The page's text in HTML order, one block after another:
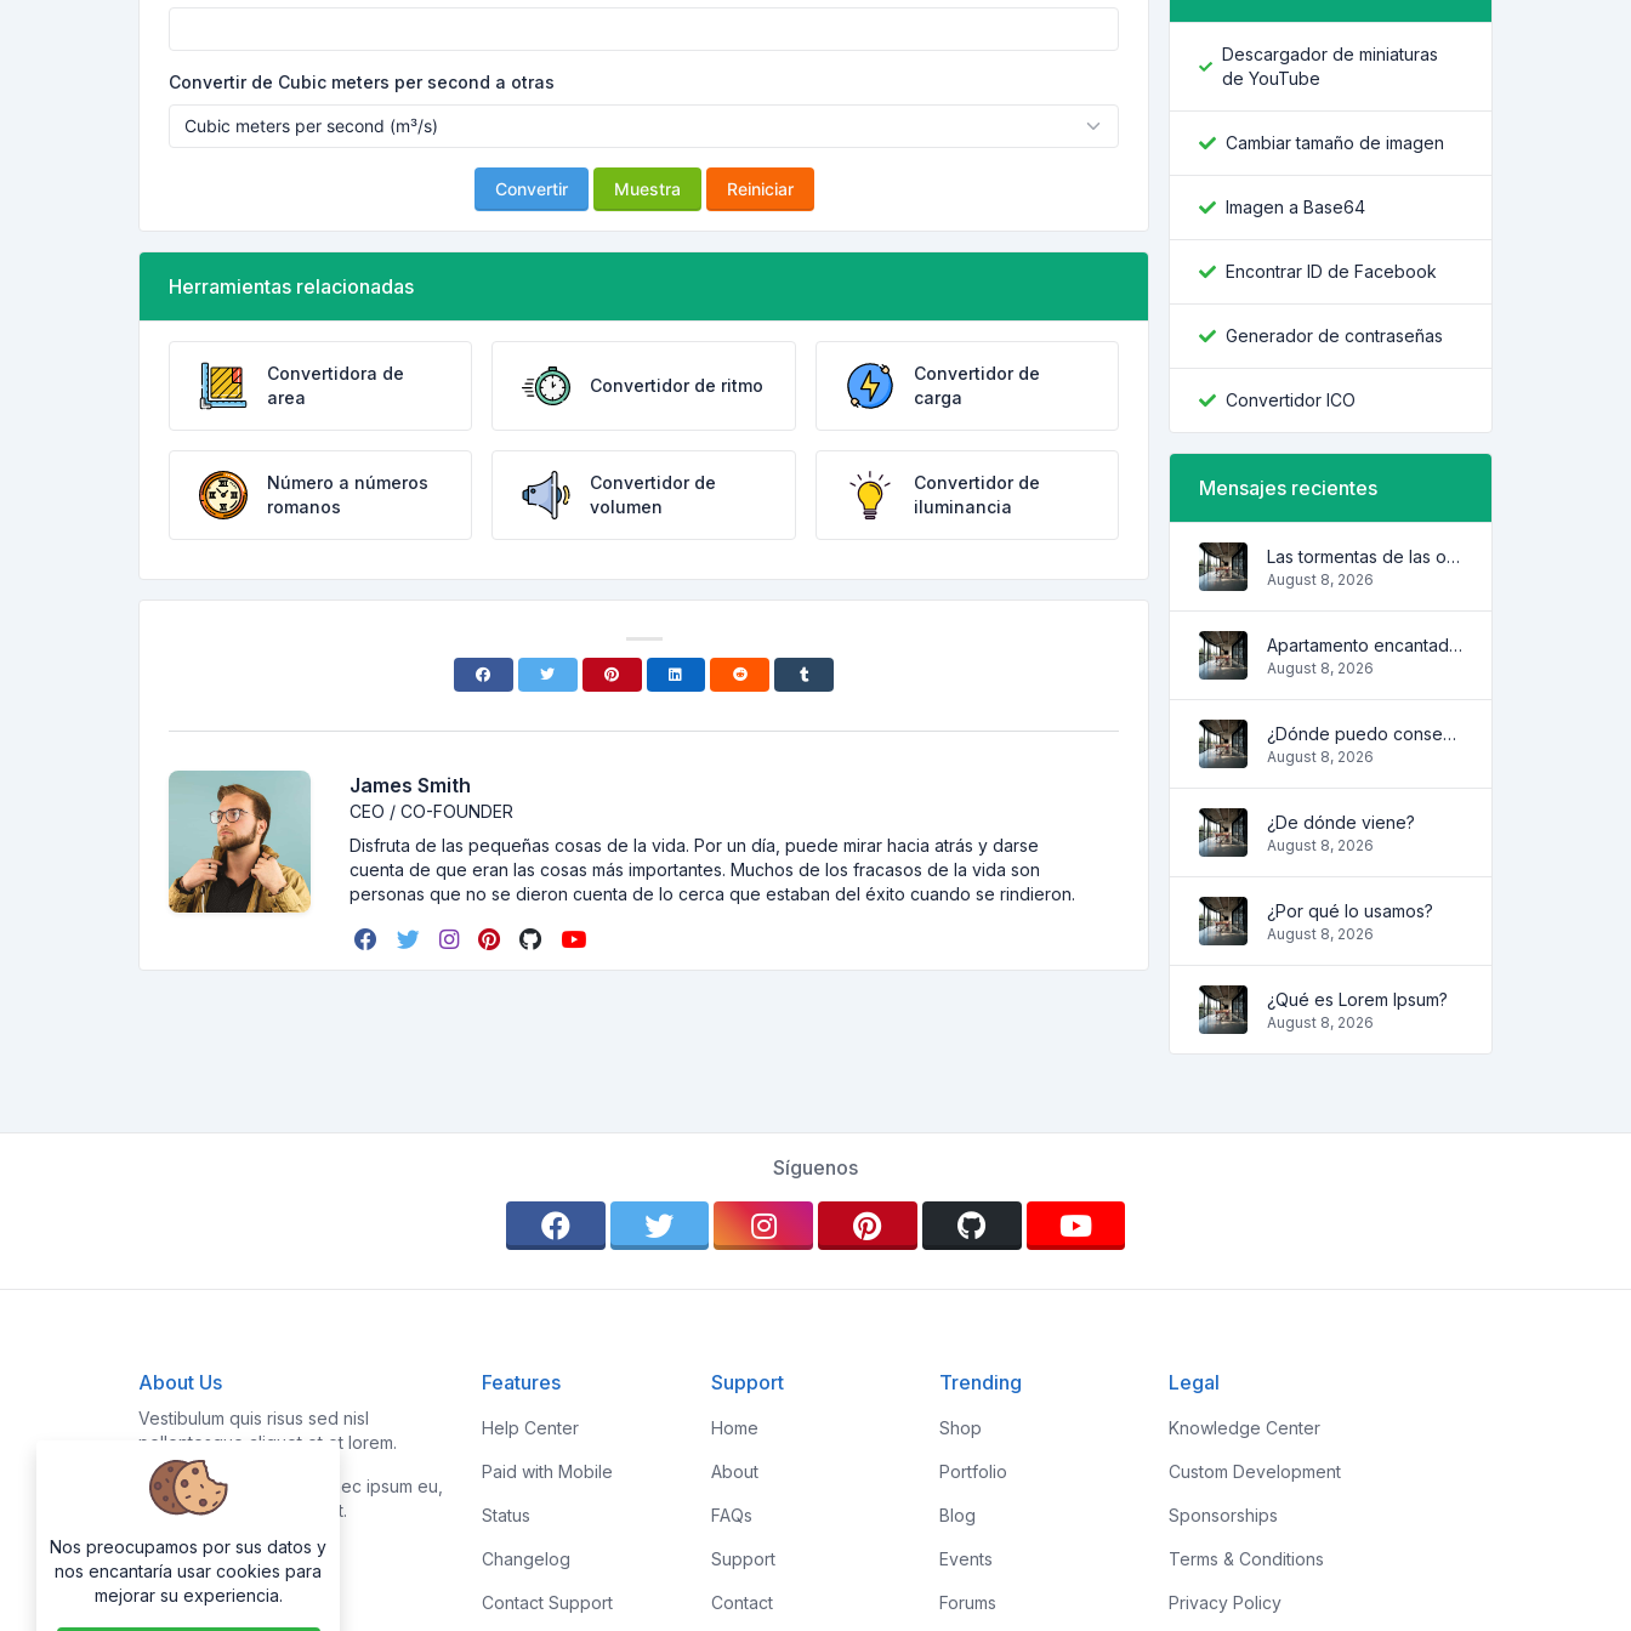
Convertir de Cubic meters per second a otras
Convertir Muestra Reiniciar
Herramientas relacionadas
Convertidora de
area
Convertidor de ritmo
Convertidor de
carga
Número a números
romanos
Convertidor de
volumen
Convertidor de
iluminancia
James Smith
CEO / CO-FOUNDER
Disfruta de las pequeñas cosas de la vida. Por un día, puede mirar hacia atrás y darse
cuenta de que eran las cosas más importantes. Muchos de los fracasos de la vida son
personas que no se dieron cuenta de lo cerca que estaban del éxito cuando se rindieron.
Descargador de miniaturas
de YouTube
Cambiar tamaño de imagen
Imagen a Base64
Encontrar ID de Facebook
Generador de contraseñas
Convertidor ICO
Mensajes recientes
Las tormentas de las olas
August 8, 2026
Apartamento encantador y acogedor
August 8, 2026
¿Dónde puedo conseguirlo?
August 8, 2026
¿De dónde viene?
August 8, 2026
¿Por qué lo usamos?
August 8, 2026
¿Qué es Lorem Ipsum?
August 8, 2026
Síguenos
About Us
Vestibulum quis risus sed nisl
pellentesque aliquet et et lorem.
Fusce nibh nisl, gravida nec ipsum eu,
feugiat condimentum velit.
Features
Help Center
Paid with Mobile
Status
Changelog
Contact Support
Support
Home
About
FAQs
Support
Contact
Trending
Shop
Portfolio
Blog
Events
Forums
Legal
Knowledge Center
Custom Development
Sponsorships
Terms & Conditions
Privacy Policy
Nos preocupamos por sus datos y
nos encantaría usar cookies para
mejorar su experiencia.